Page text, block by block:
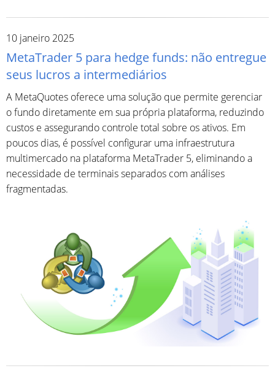
10 janeiro 2025
MetaTrader 5 para hedge funds: não entregue
seus lucros a intermediários
A MetaQuotes oferece uma solução que permite gerenciar
o fundo diretamente em sua própria plataforma, reduzindo
custos e assegurando controle total sobre os ativos. Em
poucos dias, é possível configurar uma infraestrutura
multimercado na plataforma MetaTrader 5, eliminando a
necessidade de terminais separados com análises
fragmentadas.